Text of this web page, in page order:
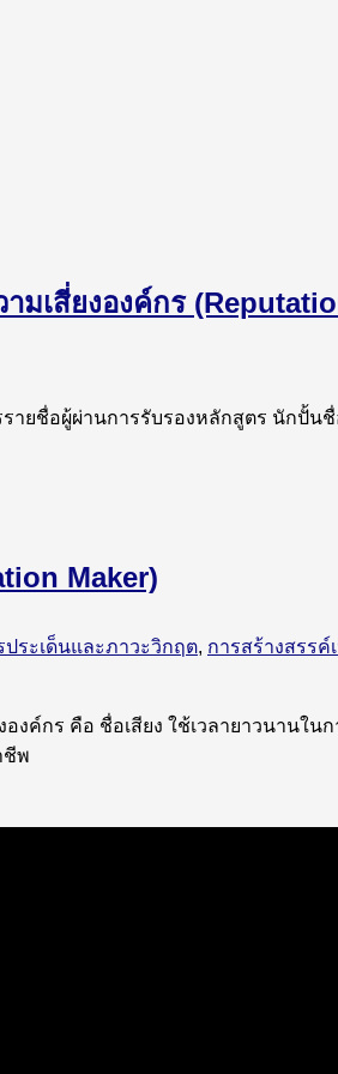
มเสี่ยงองค์กร
ายชื่อผู้ผ่านการรับรองหลักสูตร นักปั้น
Maker)
ประเด็นและภาวะวิกฤต, การสร้างสรรค์
ค์กร คือ ชื่อเสียง ใช้เวลายาวนานใน
ชีพ